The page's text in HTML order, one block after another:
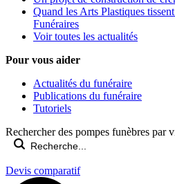
Quand les Arts Plastiques
Funéraires
Voir toutes les actualités
Pour vous aider
Actualités du funéraire
Publications du funéraire
Tutoriels
Rechercher des pompes funèbres par
Devis comparatif